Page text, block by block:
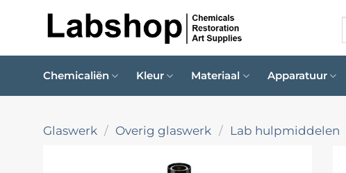
Chemicaliën Kleur Materiaal Apparatuur
Glaswerk / Overig glaswerk / Lab hulpmiddelen